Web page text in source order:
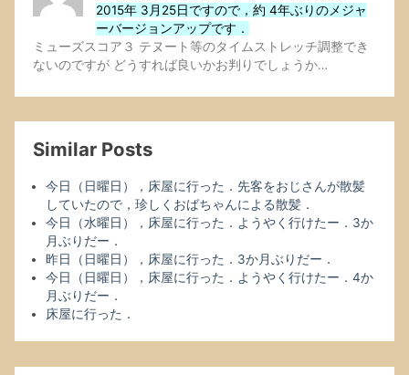
2015年 3月25日ですので，約 4年ぶりのメジャ
ーバージョンアップです．
ミューズスコア３ テヌート等のタイムストレッチ調整でき
ないのですが どうすれば良いかお判りでしょうか…
Similar Posts
今日（日曜日），床屋に行った．先客をおじさんが散髪
していたので，珍しくおばちゃんによる散髪．
今日（水曜日），床屋に行った．ようやく行けたー．3か
月ぶりだー．
昨日（日曜日），床屋に行った．3か月ぶりだー．
今日（日曜日），床屋に行った．ようやく行けたー．4か
月ぶりだー．
床屋に行った．